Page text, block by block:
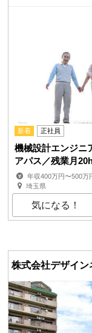
新着 正社員
機械設計エンジニ
アパス／残業月
年収400万円〜500万
埼玉県
気になる！
株式会社デザイン